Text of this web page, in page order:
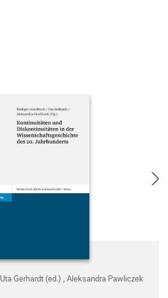
Uta Gerhardt (ed.) Aleksandra Pawliczek